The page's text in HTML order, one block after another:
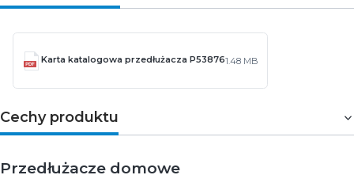
Karta katalogowa przedłużacza P538761.48 MB
Cechy produktu
Przedłużacze domowe